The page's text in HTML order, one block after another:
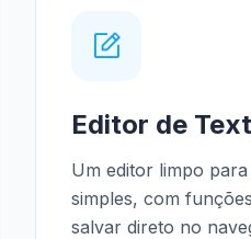
Editor de
Um editor limpo
simples, com
salvar direto no